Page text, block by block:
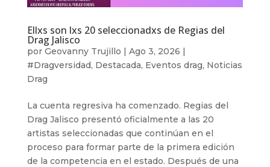
Ellxs son lxs 20 seleccionadxs de Regias del
Drag Jalisco
por Geovanny Trujillo | Ago 3, 2026 |
#Dragversidad, Destacada, Eventos drag, Noticias
Drag
La cuenta regresiva ha comenzado. Regias del
Drag Jalisco presentó oficialmente a las 20
artistas seleccionadas que continúan en el
proceso para formar parte de la primera edición
de la competencia en el estado. Después de una